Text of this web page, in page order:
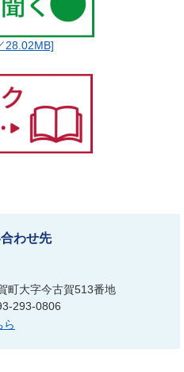
28.02MB]
わせ先
町大字今古賀513番地
293-0806
ら